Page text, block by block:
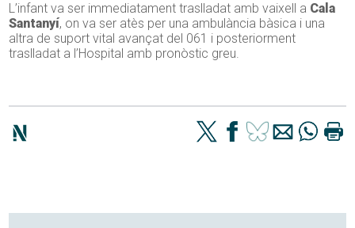
L’infant va ser immediatament traslladat amb vaixell a Cala
Santanyí, on va ser atès per una ambulància bàsica i una
altra de suport vital avançat del 061 i posteriorment
traslladat a l’Hospital amb pronòstic greu.